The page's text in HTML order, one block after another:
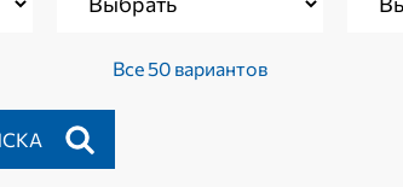
Все 50 вариантов